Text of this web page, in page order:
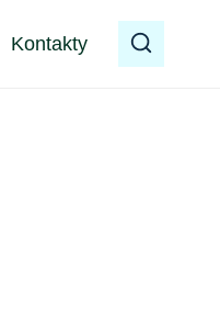
Kontakty